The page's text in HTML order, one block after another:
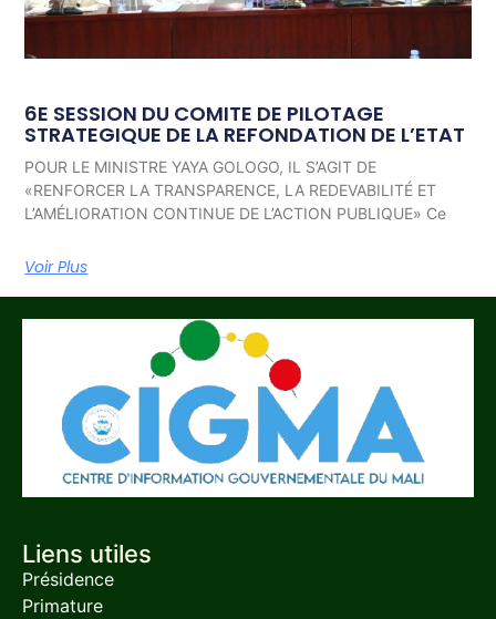
6E SESSION DU COMITE DE PILOTAGE
STRATEGIQUE DE LA REFONDATION DE L’ETAT
POUR LE MINISTRE YAYA GOLOGO, IL S’AGIT DE
«RENFORCER LA TRANSPARENCE, LA REDEVABILITÉ ET
L’AMÉLIORATION CONTINUE DE L’ACTION PUBLIQUE» Ce
Voir Plus
Liens utiles
Présidence
Primature